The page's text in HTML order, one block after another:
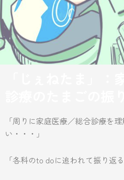
「周りに家庭医療／総合診療を
い・・・」
「各科のto doに追われて振り返